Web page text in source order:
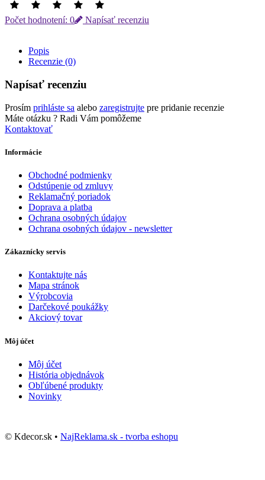
Počet hodnotení: 0 Napísať recenziu
Popis
Recenzie (0)
Napísať recenziu
Prosím prihláste sa alebo zaregistrujte pre pridanie recenzie
Máte otázku ? Radi Vám pomôžeme
Kontaktovať
Informácie
Obchodné podmienky
Odstúpenie od zmluvy
Reklamačný poriadok
Doprava a platba
Ochrana osobných údajov
Ochrana osobných údajov - newsletter
Zákaznícky servis
Kontaktujte nás
Mapa stránok
Výrobcovia
Darčekové poukážky
Akciový tovar
Môj účet
Môj účet
História objednávok
Obľúbené produkty
Novinky
© Kdecor.sk • NajReklama.sk - tvorba eshopu